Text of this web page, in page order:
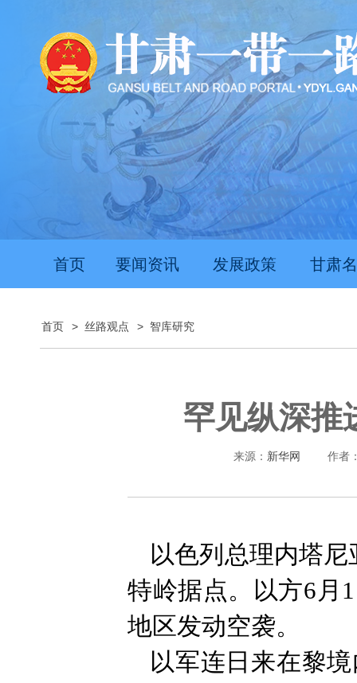
首页 要闻资讯 发展政策 甘肃
首页 > 丝路观点 > 智库研究
罕见纵深推
来源： 新华网 作者
以色列总理内塔
特岭据点。以方6月
地区发动空袭。
以军连日来在黎